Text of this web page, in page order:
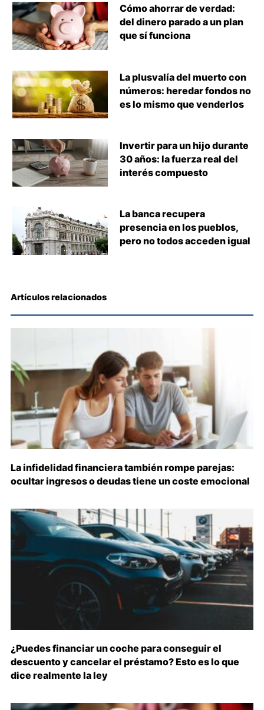
Cómo ahorrar de verdad:
del dinero parado a un plan
que sí funciona
La plusvalía del muerto con
números: heredar fondos no
es lo mismo que venderlos
Invertir para un hijo durante
30 años: la fuerza real del
interés compuesto
La banca recupera
presencia en los pueblos,
pero no todos acceden igual
Artículos relacionados
La infidelidad financiera también rompe parejas:
ocultar ingresos o deudas tiene un coste emocional
¿Puedes financiar un coche para conseguir el
descuento y cancelar el préstamo? Esto es lo que
dice realmente la ley